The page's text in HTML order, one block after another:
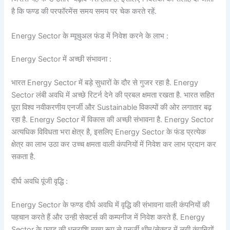
है कि फण्ड की परफॉरमेंस समय समय पर चेक करते रहें.
Energy Sector के म्यूचुअल फंड में निवेश करने के लाभ :
Energy Sector में अच्छी संभावना :
भारत Energy Sector में बड़े सुधारों के दौर से गुजर रहा है. Energy
Sector लंबी अवधि में अच्छे रिटर्न देने की प्रबल क्षमता रखता है. भारत सहित
पूरा विश्व नवीकरणीय एनर्जी और Sustainable विकल्पों की ओर लगातार बढ़
रहा है. Energy Sector में विकास की अच्छी संभावना है. Energy Sector
अत्यधिक विविधता भरा क्षेत्र है, इसलिए Energy Sector के फंड प्रत्येक
क्षेत्र का लाभ उठा कर उच्च क्षमता वाली कंपनियों में निवेश कर लाभ प्रदान कर
सकता है.
दीर्घ अवधि पूंजी वृद्धि :
Energy Sector के फण्ड दीर्घ अवधि में वृद्धि की संभावना वाली कंपनियों की
पहचान करते हैं और उन्ही सेक्टर्स की कम्पनीज में निवेश करते हैं. Energy